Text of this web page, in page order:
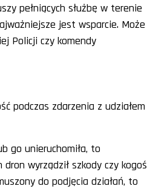
pełniących służbę w terenie
jest wsparcie. Może
Policji czy komendy
podczas zdarzenia z udziałem
go unieruchomiła, to
wyrządził szkody czy kogoś
do podjęcia działań, to